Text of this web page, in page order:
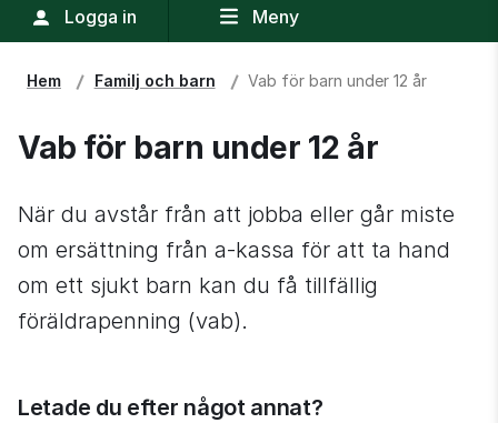
sökfält
Logga in Meny
Hem Familj och barn Vab för barn under 12 år
Vab för barn under 12 år
När du avstår från att jobba eller går miste
om ersättning från a‑kassa för att ta hand
om ett sjukt barn kan du få tillfällig
föräldrapenning (vab).
Letade du efter något annat?